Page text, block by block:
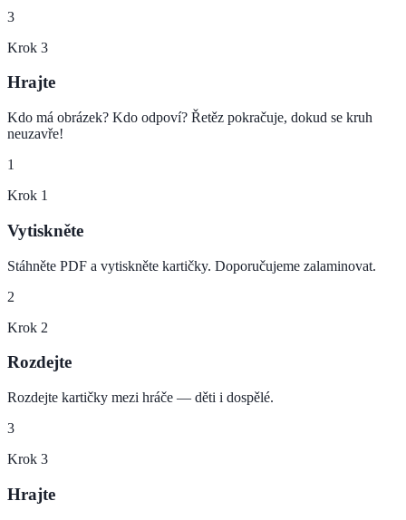
3
Krok 3
Hrajte
Kdo má obrázek? Kdo odpoví? Řetěz pokračuje, dokud se kruh
neuzavře!
1
Krok 1
Vytiskněte
Stáhněte PDF a vytiskněte kartičky. Doporučujeme zalaminovat.
2
Krok 2
Rozdejte
Rozdejte kartičky mezi hráče — děti i dospělé.
3
Krok 3
Hrajte